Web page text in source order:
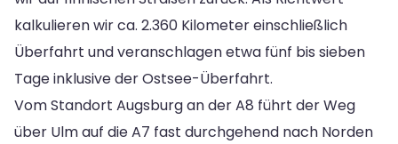
kalkulieren wir ca. 2.360 Kilometer einschließlich
Überfahrt und veranschlagen etwa fünf bis sieben
Tage inklusive der Ostsee-Überfahrt.
Vom Standort Augsburg an der A8 führt der Weg
über Ulm auf die A7 fast durchgehend nach Norden